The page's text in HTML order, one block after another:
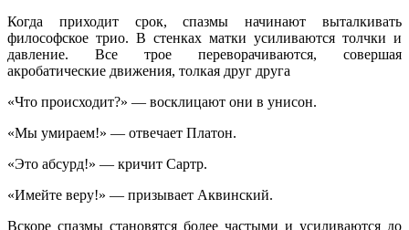
Когда приходит срок, спазмы начинают выталкивать
философское трио. В стенках матки усиливаются толчки и
давление. Все трое переворачиваются, совершая
акробатические движения, толкая друг друга
«Что происходит?» — восклицают они в унисон.
«Мы умираем!» — отвечает Платон.
«Это абсурд!» — кричит Сартр.
«Имейте веру!» — призывает Аквинский.
Вскоре спазмы становятся более частыми и усиливаются до